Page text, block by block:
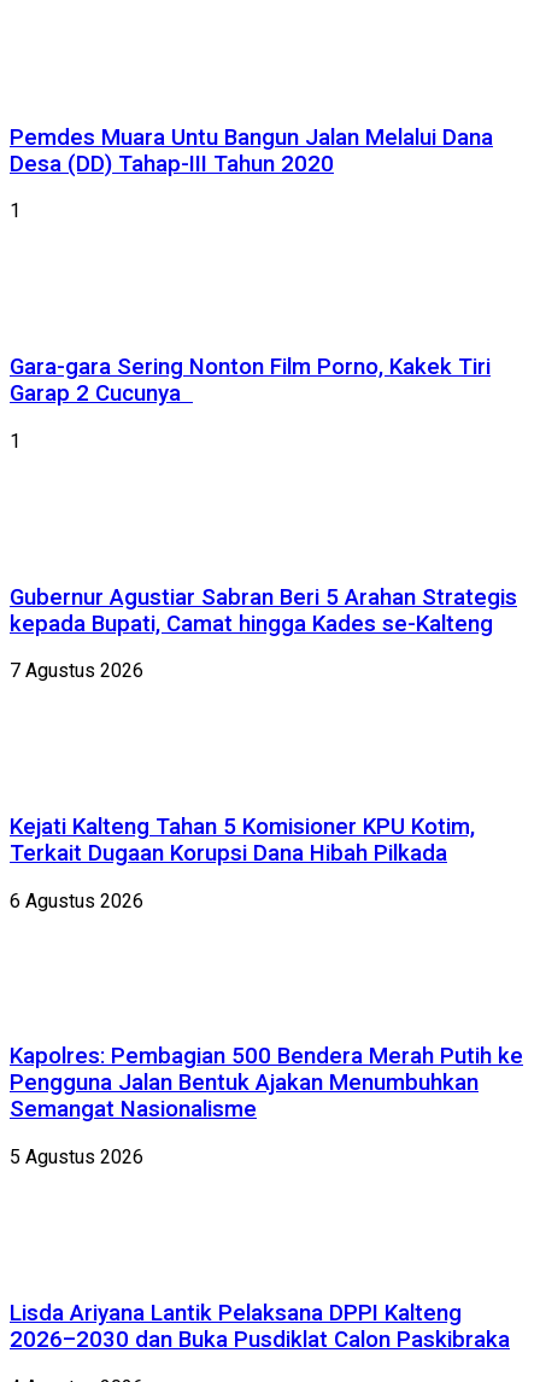
Pemdes Muara Untu Bangun Jalan Melalui Dana
Desa (DD) Tahap-III Tahun 2020
1
Gara-gara Sering Nonton Film Porno, Kakek Tiri
Garap 2 Cucunya
1
Gubernur Agustiar Sabran Beri 5 Arahan Strategis
kepada Bupati, Camat hingga Kades se-Kalteng
7 Agustus 2026
Kejati Kalteng Tahan 5 Komisioner KPU Kotim,
Terkait Dugaan Korupsi Dana Hibah Pilkada
6 Agustus 2026
Kapolres: Pembagian 500 Bendera Merah Putih ke
Pengguna Jalan Bentuk Ajakan Menumbuhkan
Semangat Nasionalisme
5 Agustus 2026
Lisda Ariyana Lantik Pelaksana DPPI Kalteng
2026–2030 dan Buka Pusdiklat Calon Paskibraka